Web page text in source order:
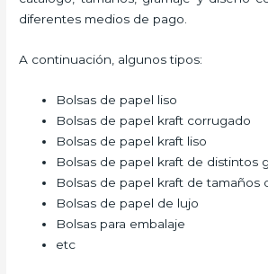
diferentes medios de pago.
A continuación, algunos tipos:
Bolsas de papel liso
Bolsas de papel kraft corrugado
Bolsas de papel kraft liso
Bolsas de papel kraft de distintos
Bolsas de papel kraft de tamaños
Bolsas de papel de lujo
Bolsas para embalaje
etc